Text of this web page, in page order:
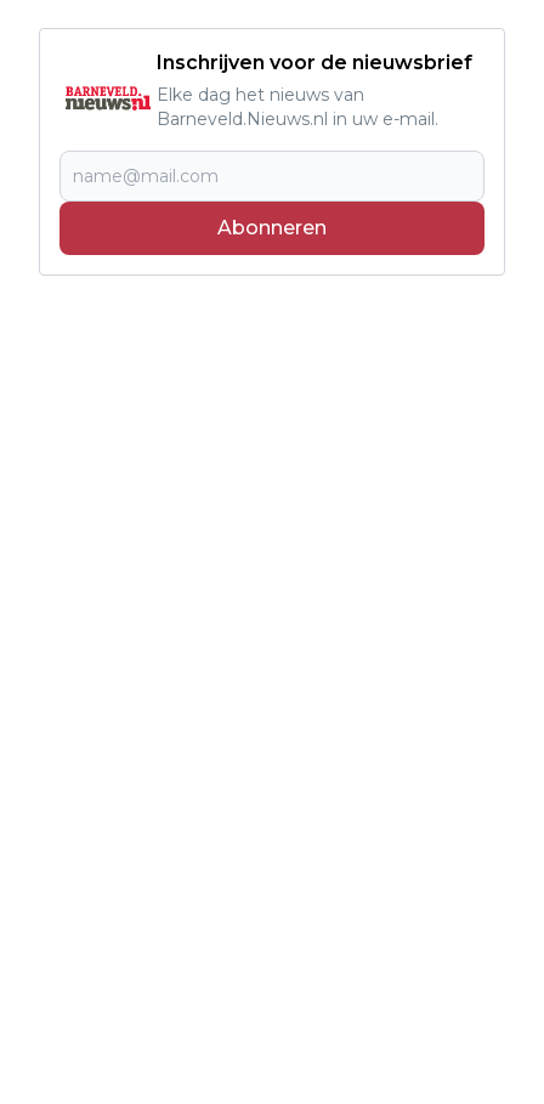
Inschrijven voor de nieuwsbrief
Elke dag het nieuws van
Barneveld.Nieuws.nl in uw e-mail.
Abonneren